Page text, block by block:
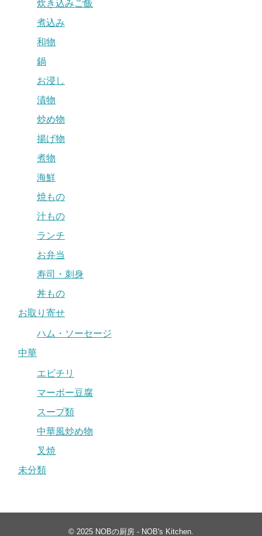
炊き込みご飯
煮込み
和物
鍋
お浸し
漬物
炒め物
揚げ物
煮物
海鮮
焼もの
汁もの
ランチ
お弁当
寿司・刺身
丼もの
お取り寄せ
ハム・ソーセージ
中華
エビチリ
マーボー豆腐
スープ類
中華風炒め物
叉焼
未分類
© 2025 NOBの厨房 - NOB's Kitchen.